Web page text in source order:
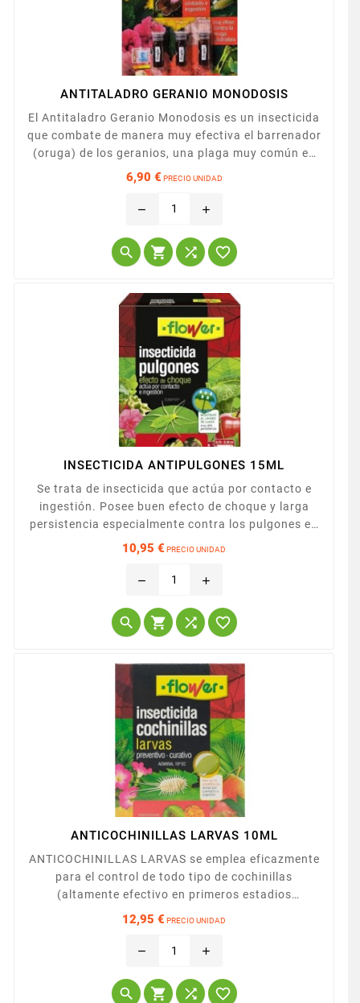
ANTITALADRO GERANIO MONODOSIS
El Antitaladro Geranio Monodosis es un insecticida
que combate de manera muy efectiva el barrenador
(oruga) de los geranios, una plaga muy común en
esta planta que devora el interior de los tallos y las
curativo. Con efecto immediato combate el ataque
en pulverizacion foliar.
6,90 € PRECIO UNIDAD
remove add
   
INSECTICIDA ANTIPULGONES 15ML
Se trata de insecticida que actúa por contacto e
ingestión. Posee buen efecto de choque y larga
persistencia especialmente contra los pulgones en
plantas de terraza y jardín. Es efectivo contra un
ornamentales, pero particularmente se muestra
pulgones. Efectivo también para orugas, garrapillo,
tortuix,...
10,95 € PRECIO UNIDAD
remove add
   
ANTICOCHINILLAS LARVAS 10ML
ANTICOCHINILLAS LARVAS se emplea eficazmente
para el control de todo tipo de cochinillas
(altamente efectivo en primeros estadios
larvarios), tanto en plantas ornamentales como en
arboles frutales, cítricos, vid, olivo. Posee una muy
buena acción contra mosca blanca, por lo que se
parásito en plantas ornamentales y cultivos
12,95 € PRECIO UNIDAD
remove add
   